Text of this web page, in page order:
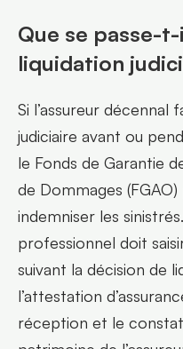
Que se passe-
liquidation
Si l’assureur décennal
judiciaire avant ou
le Fonds de Garantie
de Dommages
indemniser les
professionnel doit
suivant la décision de
l’attestation
réception et le constat